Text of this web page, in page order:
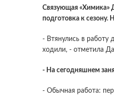
Связующая «Химика»
подготовка к
- Втянулись в работу
ходили, - отметила
- На сегодняшнем
- Обычная работа: